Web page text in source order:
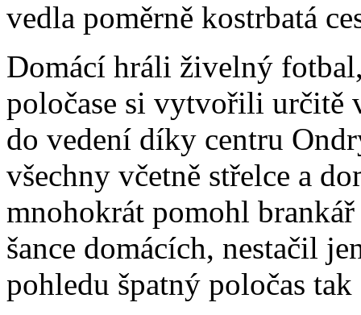
vedla poměrně kostrbatá
Domácí hráli živelný
poločase si vytvořili určitě
do vedení díky centru
všechny včetně střelce a
mnohokrát pomohl
šance domácích, nestačil
pohledu špatný poločas